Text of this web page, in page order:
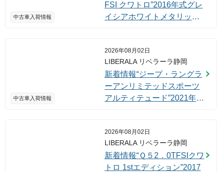
中古車入荷情報
FSI クワトロ”2016年式グレ
イシアホワイトメタリック
中古車入荷情報
2026年08月02日
LIBERALA リベラーラ静岡
新着情報“ジープ・ラングラ
ーアンリミテッドスポーツ
アルティテュード”2021年式
2026年08月02日
LIBERALA リベラーラ静岡
新着情報“Ｑ５2．0TFSIクワ
トロ 1stエディション”2017